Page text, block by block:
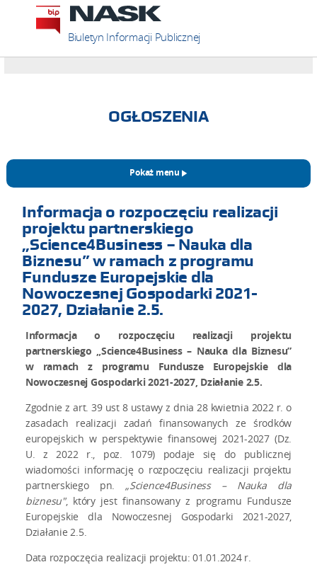
Biuletyn Informacji Publicznej
OGŁOSZENIA
Pokaż menu
Informacja o rozpoczęciu realizacji
projektu partnerskiego
„Science4Business – Nauka dla
Biznesu” w ramach z programu
Fundusze Europejskie dla
Nowoczesnej Gospodarki 2021-
2027, Działanie 2.5.
Informacja o rozpoczęciu realizacji projektu
partnerskiego „Science4Business – Nauka dla Biznesu”
w ramach z programu Fundusze Europejskie dla
Nowoczesnej Gospodarki 2021-2027, Działanie 2.5.
Zgodnie z art. 39 ust 8 ustawy z dnia 28 kwietnia 2022 r. o
zasadach realizacji zadań finansowanych ze środków
europejskich w perspektywie finansowej 2021-2027 (Dz.
U. z 2022 r., poz. 1079) podaje się do publicznej
wiadomości informację o rozpoczęciu realizacji projektu
partnerskiego pn.„Science4Business – Nauka dla
biznesu", który jest finansowany z programu Fundusze
Europejskie dla Nowoczesnej Gospodarki 2021-2027,
Działanie 2.5.
Data rozpoczęcia realizacji projektu: 01.01.2024 r.